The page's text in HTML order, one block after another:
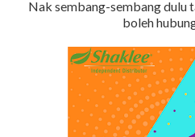
Nak sembang-sembang dulu
boleh